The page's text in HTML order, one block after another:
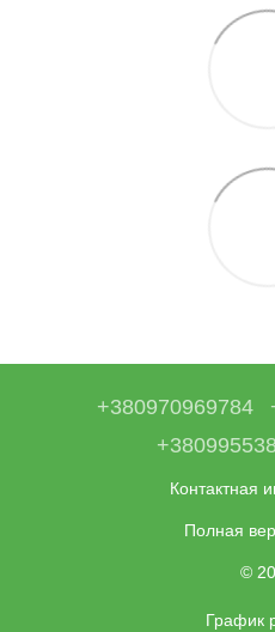
+380970969784
Контактная
Полная
©
График